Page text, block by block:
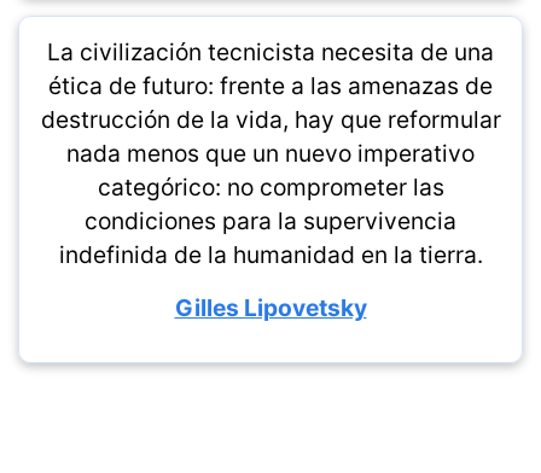
La civilización tecnicista necesita de una
ética de futuro: frente a las amenazas de
destrucción de la vida, hay que reformular
nada menos que un nuevo imperativo
categórico: no comprometer las
condiciones para la supervivencia
indefinida de la humanidad en la tierra.
Gilles Lipovetsky